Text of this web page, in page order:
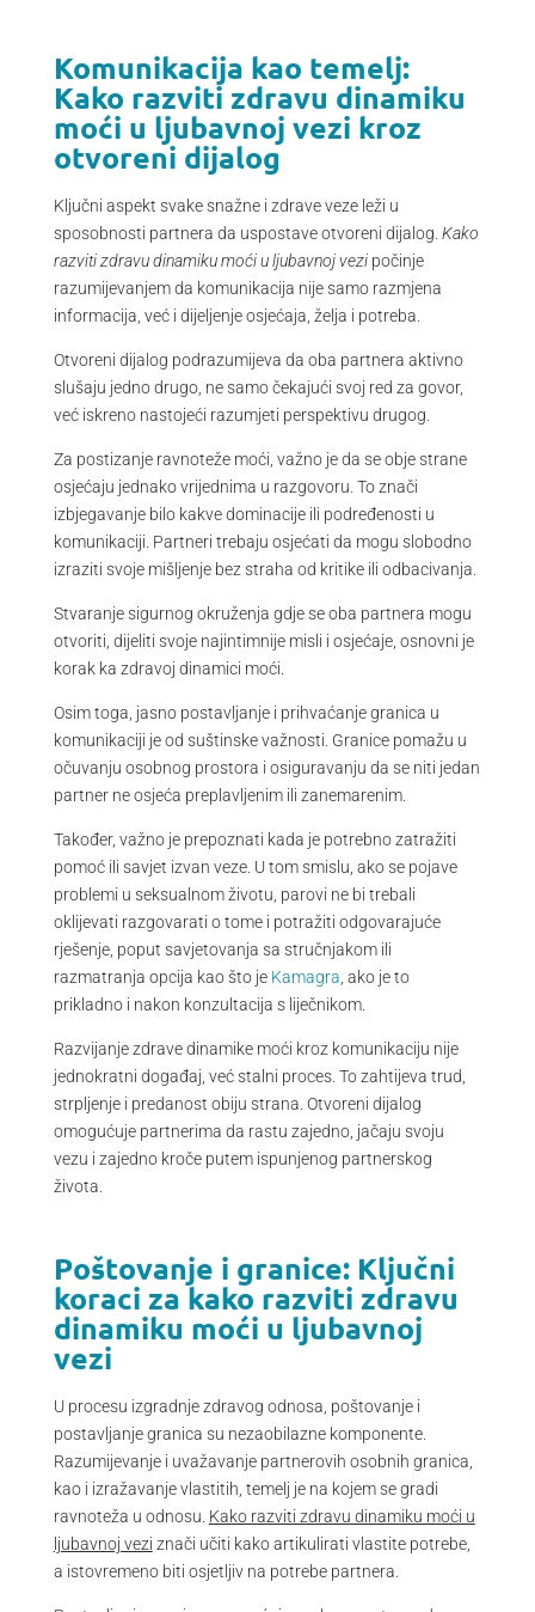
Komunikacija kao temelj:
Kako razviti zdravu dinamiku
moći u ljubavnoj vezi kroz
otvoreni dijalog
Ključni aspekt svake snažne i zdrave veze leži u
sposobnosti partnera da uspostave otvoreni dijalog. Kako
razviti zdravu dinamiku moći u ljubavnoj vezipočinje
razumijevanjem da komunikacija nije samo razmjena
informacija, već i dijeljenje osjećaja, želja i potreba.
Otvoreni dijalog podrazumijeva da oba partnera aktivno
slušaju jedno drugo, ne samo čekajući svoj red za govor,
već iskreno nastojeći razumjeti perspektivu drugog.
Za postizanje ravnoteže moći, važno je da se obje strane
osjećaju jednako vrijednima u razgovoru. To znači
izbjegavanje bilo kakve dominacije ili podređenosti u
komunikaciji. Partneri trebaju osjećati da mogu slobodno
izraziti svoje mišljenje bez straha od kritike ili odbacivanja.
Stvaranje sigurnog okruženja gdje se oba partnera mogu
otvoriti, dijeliti svoje najintimnije misli i osjećaje, osnovni je
korak ka zdravoj dinamici moći.
Osim toga, jasno postavljanje i prihvaćanje granica u
komunikaciji je od suštinske važnosti. Granice pomažu u
očuvanju osobnog prostora i osiguravanju da se niti jedan
partner ne osjeća preplavljenim ili zanemarenim.
Također, važno je prepoznati kada je potrebno zatražiti
pomoć ili savjet izvan veze. U tom smislu, ako se pojave
problemi u seksualnom životu, parovi ne bi trebali
oklijevati razgovarati o tome i potražiti odgovarajuće
rješenje, poput savjetovanja sa stručnjakom ili
razmatranja opcija kao što je Kamagra , ako je to
prikladno i nakon konzultacija s liječnikom.
Razvijanje zdrave dinamike moći kroz komunikaciju nije
jednokratni događaj, već stalni proces. To zahtijeva trud,
strpljenje i predanost obiju strana. Otvoreni dijalog
omogućuje partnerima da rastu zajedno, jačaju svoju
vezu i zajedno kroče putem ispunjenog partnerskog
života.
Poštovanje i granice: Ključni
koraci za kako razviti zdravu
dinamiku moći u ljubavnoj
vezi
U procesu izgradnje zdravog odnosa, poštovanje i
postavljanje granica su nezaobilazne komponente.
Razumijevanje i uvažavanje partnerovih osobnih granica,
kao i izražavanje vlastitih, temelj je na kojem se gradi
ravnoteža u odnosu. Kako razviti zdravu dinamiku moći u
ljubavnoj vezi znači učiti kako artikulirati vlastite potrebe,
a istovremeno biti osjetljiv na potrebe partnera.